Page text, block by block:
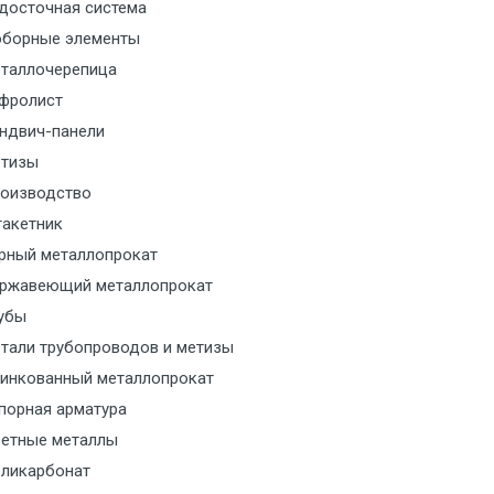
за МКАД
за МКАД
с транспортным
с транспортным
с транспортным
система
элементы
панели
металлопрокат
металлопрокат
трубопроводов и метизы
металлопрокат
арматура
металлы